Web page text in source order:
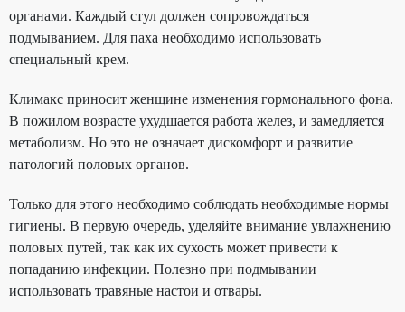
органами. Каждый стул должен сопровождаться
подмыванием. Для паха необходимо использовать
специальный крем.
Климакс приносит женщине изменения гормонального фона.
В пожилом возрасте ухудшается работа желез, и замедляется
метаболизм. Но это не означает дискомфорт и развитие
патологий половых органов.
Только для этого необходимо соблюдать необходимые нормы
гигиены. В первую очередь, уделяйте внимание увлажнению
половых путей, так как их сухость может привести к
попаданию инфекции. Полезно при подмывании
использовать травяные настои и отвары.